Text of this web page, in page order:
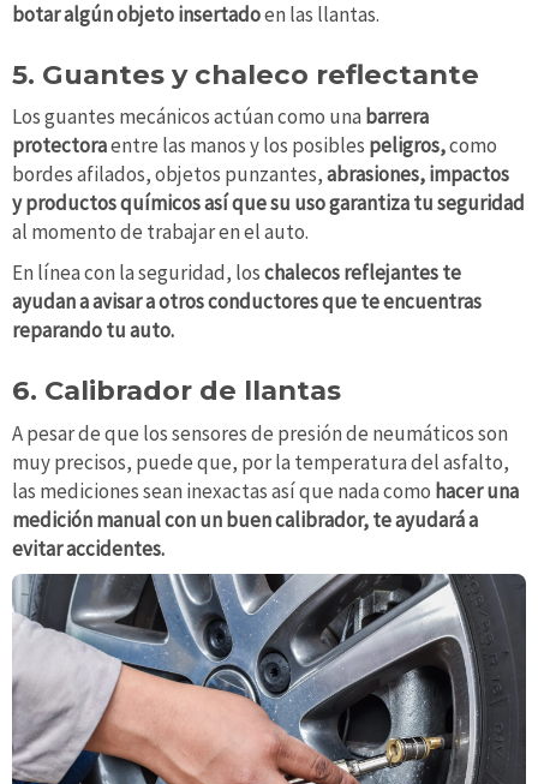
botar algún objeto insertadoen las llantas.
5. Guantes y chaleco reflectante
Los guantes mecánicos actúan como una barrera
protectoraentre las manos y los posibles peligros,como
bordes afilados, objetos punzantes,abrasiones, impactos
yproductos químicos así que su uso garantiza tu seguridad
al momento de trabajar en el auto.
En línea con la seguridad, loschalecos reflejantes te
ayudan a avisar a otros conductores que te encuentras
reparando tu auto.
6. Calibrador de llantas
A pesar de que los sensores de presión de neumáticos son
muy precisos, puede que, por la temperatura del asfalto,
las mediciones sean inexactas así que nada como hacer una
medición manual con un buen calibrador, te ayudará a
evitar accidentes.